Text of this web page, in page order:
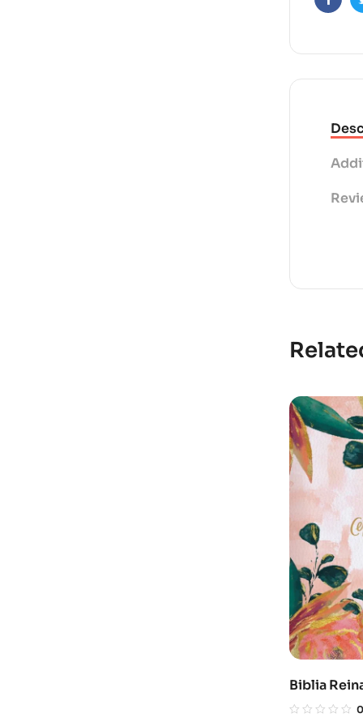
e
Biblia
Devocional0